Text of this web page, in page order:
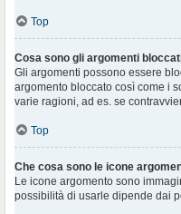
Top
Cosa sono gli argomenti
Gli argomenti possono essere
argomento bloccato così come i
varie ragioni, ad es. se
Top
Che cosa sono le icone
Le icone argomento sono
possibilità di usarle dipende dai